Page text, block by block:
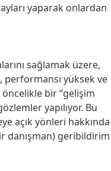
yaparak onlardan
sağlamak üzere,
yüksek ve
öncelikle bir “gelişim
yapılıyor. Bu
açık yönleri hakkında
danışman) geribildirim